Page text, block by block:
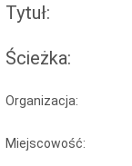
Tytuł:
Ścieżka:
Organizacja:
Miejscowość: